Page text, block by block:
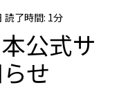
読了時間: 1分
公式サ
せ